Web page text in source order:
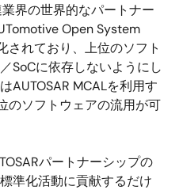
界の世界的なパートナー
Open System
れており、上位のソフト
SoCに依存しないようにし
AUTOSAR MCALを利用す
のソフトウェアの流用が可
パートナーシップの
準化活動に貢献するだけ